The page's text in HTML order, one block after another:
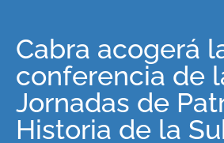
Cabra acogerá
conferencia de
Jornadas de
Historia de la